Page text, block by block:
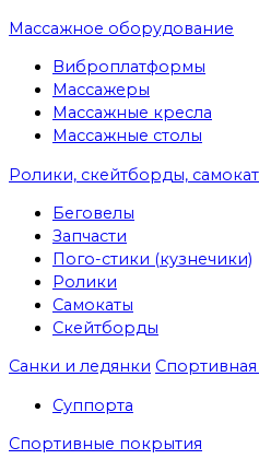
Массажное оборудование
Виброплатформы
Массажеры
Массажные кресла
Массажные столы
Ролики, скейтборды,
Беговелы
Запчасти
Пого-стики (кузнечики)
Ролики
Самокаты
Скейтборды
Санки и ледянки
Суппорта
Спортивные покрытия